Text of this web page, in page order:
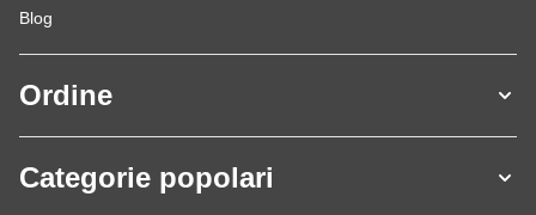
Blog
Ordine
Categorie popolari